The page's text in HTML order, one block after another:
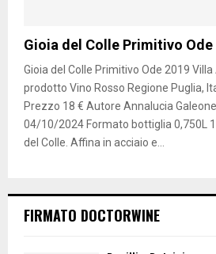
Gioia del Colle Primitivo
Gioia del Colle Primitivo Ode 2019
prodotto Vino Rosso Regione Puglia,
Prezzo 18 € Autore Annalucia
04/10/2024 Formato bottiglia 0,750L
del Colle. Affina in acciaio e...
FIRMATO DOCTORWINE